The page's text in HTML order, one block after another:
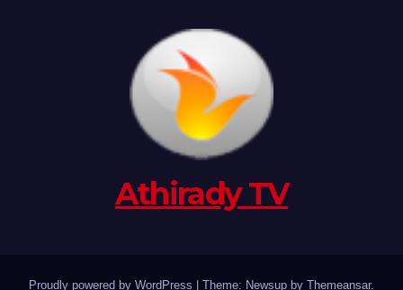
Athirady TV
Proudly powered by WordPress Theme: Newsup by Themeansar.